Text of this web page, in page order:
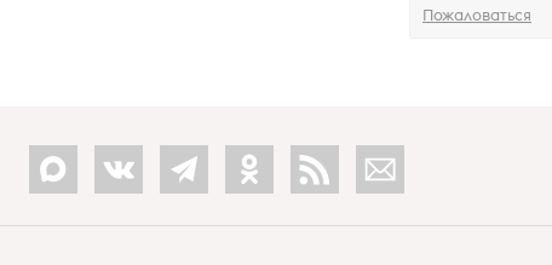
Пожаловаться